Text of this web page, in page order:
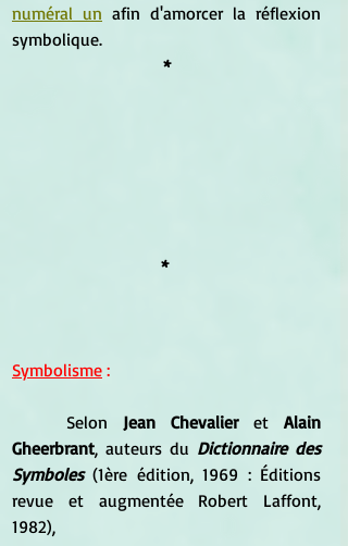
numéral un afin d'amorcer la réflexion
symbolique.
*
*
Symbolisme :
	Selon
Jean Chevalier et Alain
Gheerbrant, auteurs du Dictionnaire des
Symboles (1ère édition, 1969 : Éditions
revue et augmentée Robert Laffont,
1982),